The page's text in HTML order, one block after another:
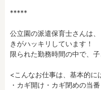
*****
公立園の派遣保育士さんは
きがハッキリしています！
限られた勤務時間の中で、
<こんなお仕事は、基本的に
・カギ開け・カギ閉めの当番